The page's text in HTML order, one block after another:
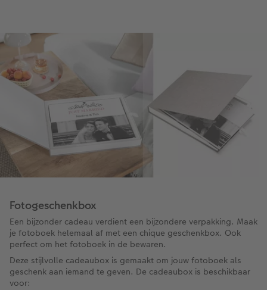
Fotogeschenkbox
Een bijzonder cadeau verdient een bijzondere verpakking. Maak
je fotoboek helemaal af met een chique geschenkbox. Ook
perfect om het fotoboek in de bewaren.
Deze stijlvolle cadeaubox is gemaakt om jouw fotoboek als
geschenk aan iemand te geven. De cadeaubox is beschikbaar
voor: